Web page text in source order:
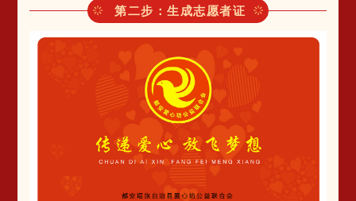
第二步：生成志愿者证